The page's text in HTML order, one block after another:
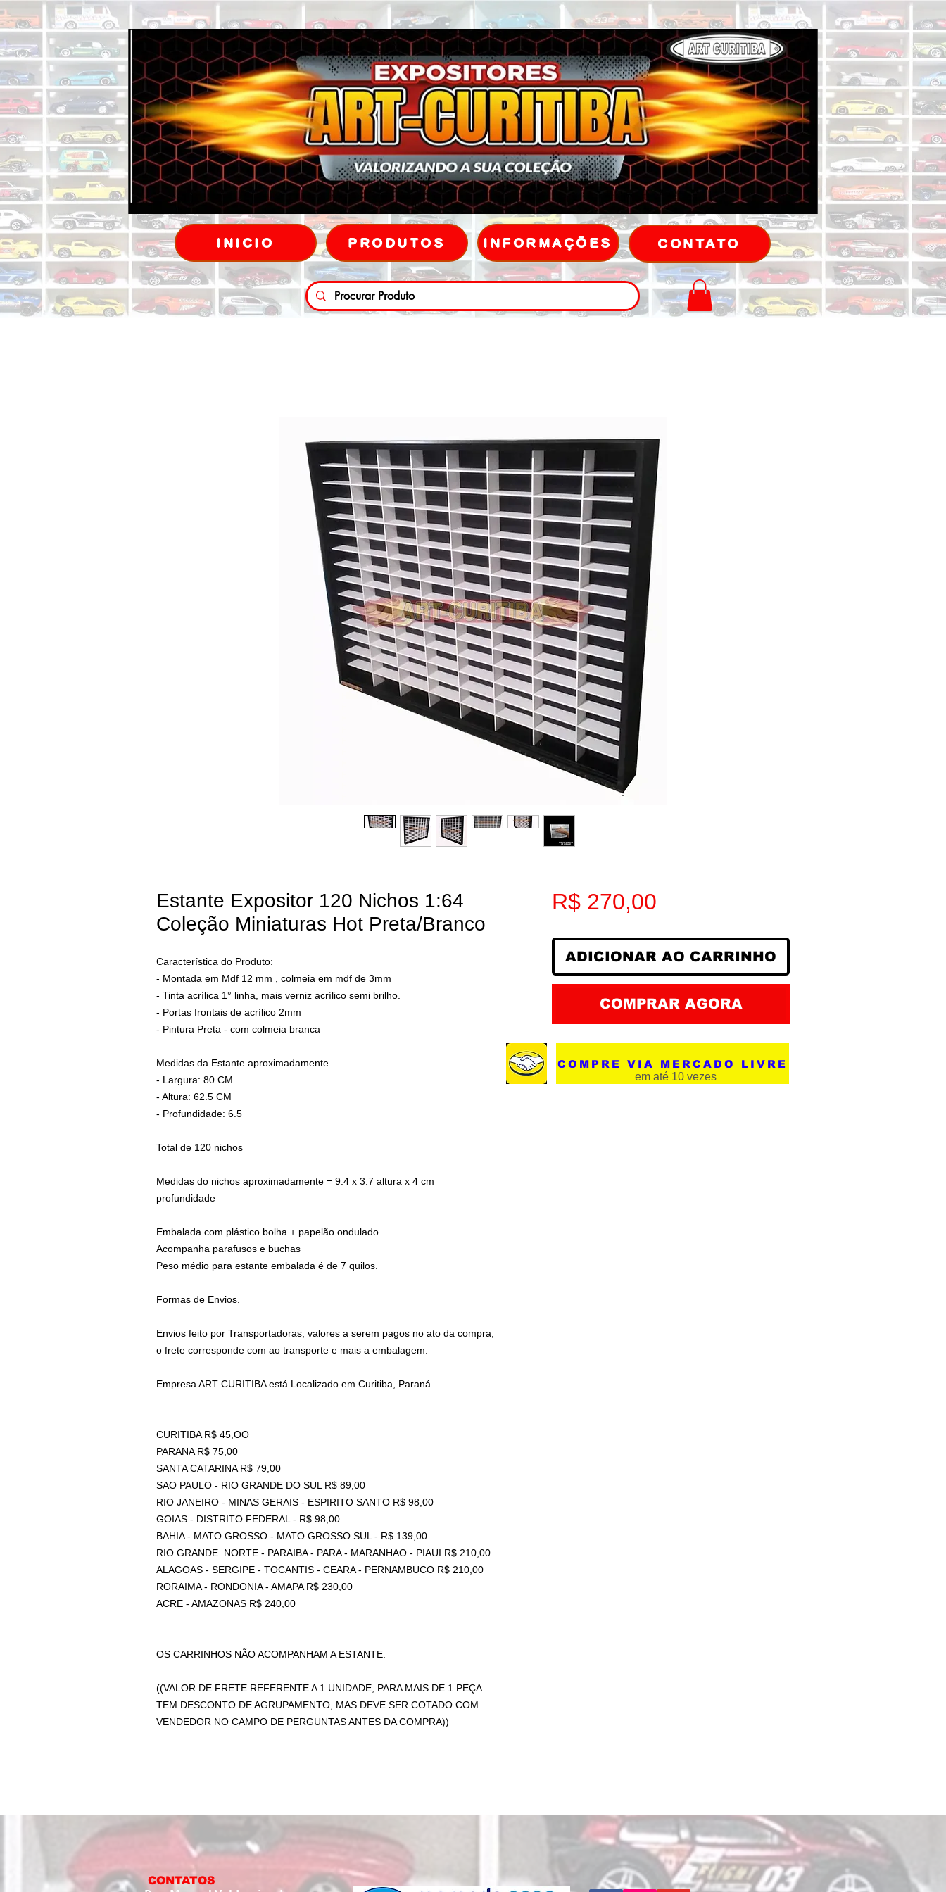
INICIO PRODUTOS INFORMAÇÕES CONTATO
Estante Expositor 120 Nichos 1:64
Coleção Miniaturas Hot Preta/Branco
Característica do Produto:
- Montada em Mdf 12 mm , colmeia em mdf de 3mm
- Tinta acrílica 1° linha, mais verniz acrílico semi brilho.
- Portas frontais de acrílico 2mm
- Pintura Preta - com colmeia branca
Medidas da Estante aproximadamente.
- Largura: 80 CM
- Altura: 62.5 CM
- Profundidade: 6.5
Total de 120 nichos
Medidas do nichos aproximadamente = 9.4 x 3.7 altura x 4 cm
profundidade
Embalada com plástico bolha + papelão ondulado.
Acompanha parafusos e buchas
Peso médio para estante embalada é de 7 quilos.
Formas de Envios.
Envios feito por Transportadoras, valores a serem pagos no ato da compra,
o frete corresponde com ao transporte e mais a embalagem.
Empresa ART CURITIBA está Localizado em Curitiba, Paraná.
CURITIBA R$ 45,OO
PARANA R$ 75,00
SANTA CATARINA R$ 79,00
SAO PAULO - RIO GRANDE DO SUL R$ 89,00
RIO JANEIRO - MINAS GERAIS - ESPIRITO SANTO R$ 98,00
GOIAS - DISTRITO FEDERAL - R$ 98,00
BAHIA - MATO GROSSO - MATO GROSSO SUL - R$ 139,00
RIO GRANDE NORTE - PARAIBA - PARA - MARANHAO - PIAUI R$ 210,00
ALAGOAS - SERGIPE - TOCANTIS - CEARA - PERNAMBUCO R$ 210,00
RORAIMA - RONDONIA - AMAPA R$ 230,00
ACRE - AMAZONAS R$ 240,00
OS CARRINHOS NÃO ACOMPANHAM A ESTANTE.
((VALOR DE FRETE REFERENTE A 1 UNIDADE, PARA MAIS DE 1 PEÇA
TEM DESCONTO DE AGRUPAMENTO, MAS DEVE SER COTADO COM
VENDEDOR NO CAMPO DE PERGUNTAS ANTES DA COMPRA))
R$ 270,00
ADICIONAR AO CARRINHO
COMPRAR AGORA
COMPRE VIA MERCADO LIVRE
em até 10 vezes
CONTATOS